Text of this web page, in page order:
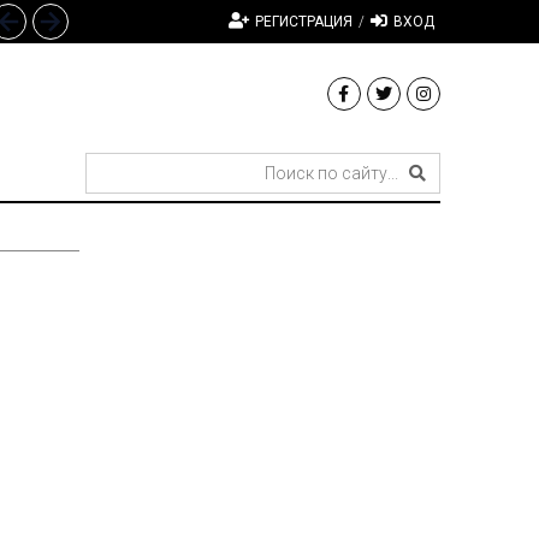
РЕГИСТРАЦИЯ / ВХОД